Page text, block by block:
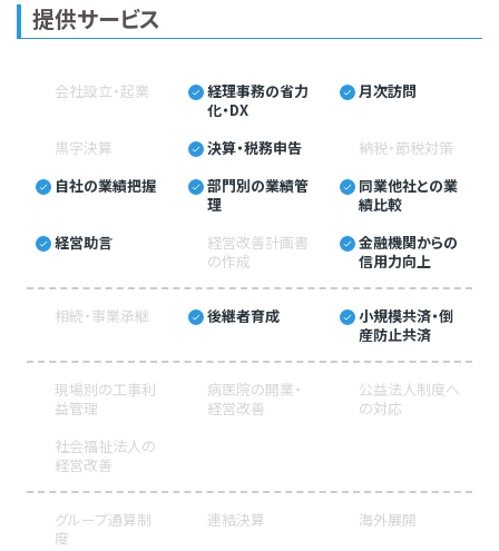
提供サービス
会社設立・起業
経理事務の省力
化・DX
月次訪問
黒字決算 決算・税務申告
納税・節税対策
自社の業績把握
部門別の業績管
理
同業他社との業
績比較
経営助言
経営改善計画書
の作成
金融機関からの
信用力向上
相続・事業承継 後継者育成
小規模共済・倒
産防止共済
現場別の工事利
益管理
病医院の開業・
経営改善
公益法人制度へ
の対応
社会福祉法人の
経営改善
グループ通算制
度
連結決算 海外展開